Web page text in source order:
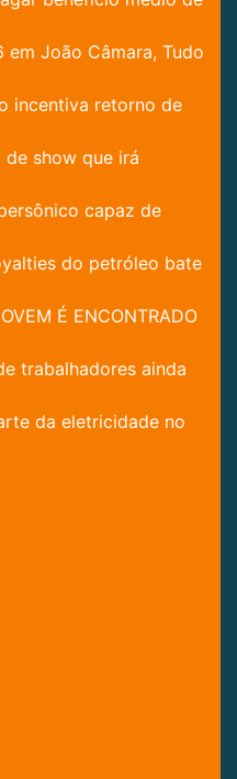
em João Câmara, Tudo
incentiva retorno de
show que irá
capaz de
do petróleo bate
É ENCONTRADO
trabalhadores ainda
da eletricidade no